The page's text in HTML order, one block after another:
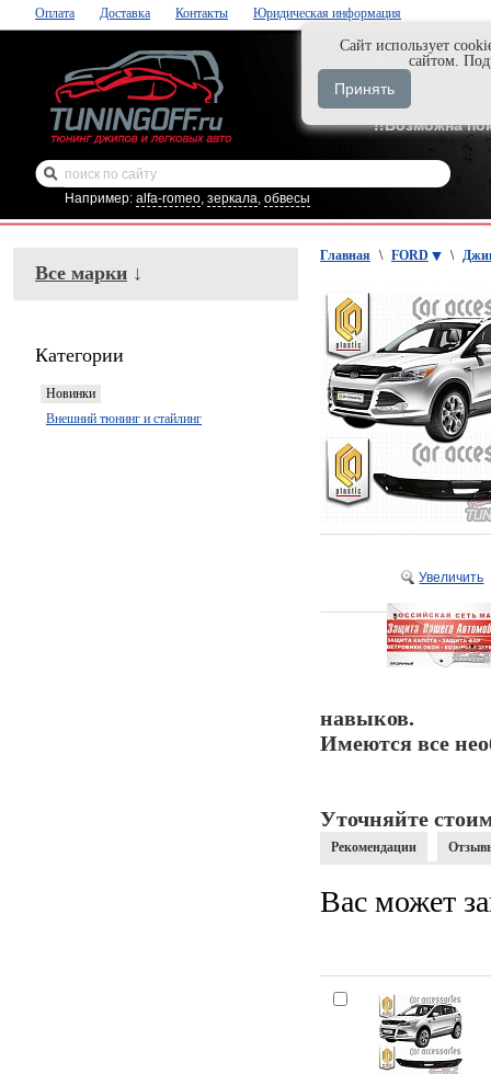
Оплата Доставка Контакты Юридическая информация
Нажми и
+7-929-495-
!!Возможна
Например: alfa-romeo, зеркала, обвесы
Все марки ↓
Категории
Новинки
Внешний тюнинг и стайлинг
Главная \ FORD \
Увеличить
навыков.
Имеются все
Уточняйте
Рекомендации
Вас может
Cайт использует
сайтом.
Принять